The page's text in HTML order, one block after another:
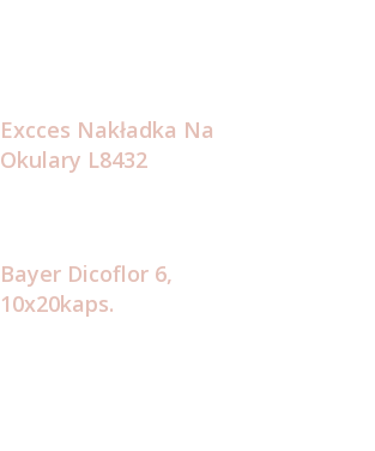
Excces Nakładka Na
Okulary L8432
Bayer Dicoflor 6,
10x20kaps.